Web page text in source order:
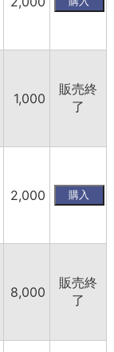
1,000
販売終
了
2,000
8,000
販売終
了